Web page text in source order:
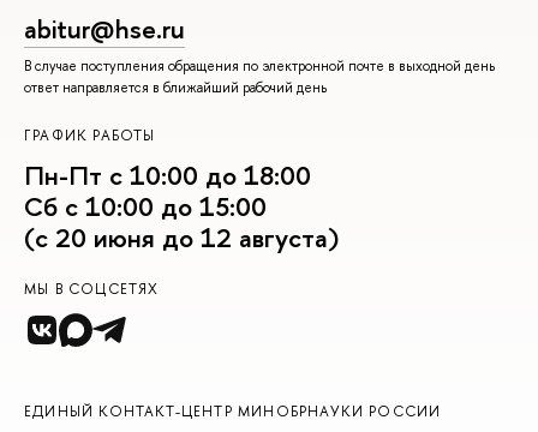
abitur@hse.ru
В случае поступления обращения по электронной почте в выходной день
ответ направляется в ближайший рабочий день
ГРАФИК РАБОТЫ
Пн-Пт с 10:00 до 18:00
Сб с 10:00 до 15:00
(с 20 июня до 12 августа)
МЫ В СОЦСЕТЯХ
ЕДИНЫЙ КОНТАКТ-ЦЕНТР МИНОБРНАУКИ РОССИИ